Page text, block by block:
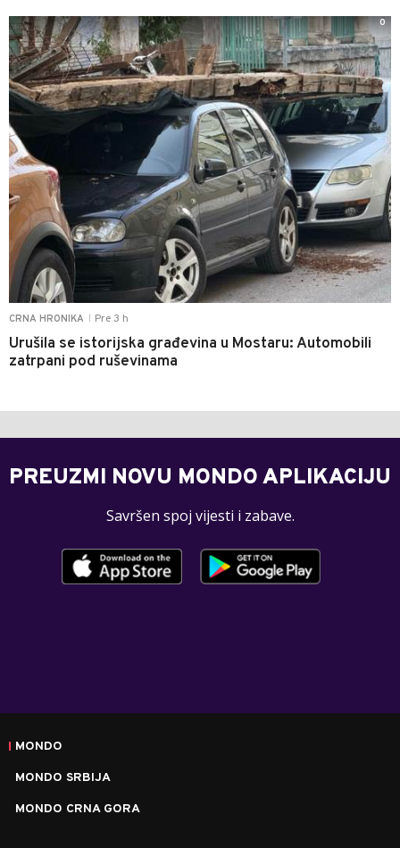
CRNA HRONIKA Pre 3 h
Urušila se istorijska građevina u Mostaru: Automobili
zatrpani pod ruševinama
0
PREUZMI NOVU MONDO APLIKACIJU
Savršen spoj vijesti i zabave.
MONDO
MONDO SRBIJA
MONDO CRNA GORA